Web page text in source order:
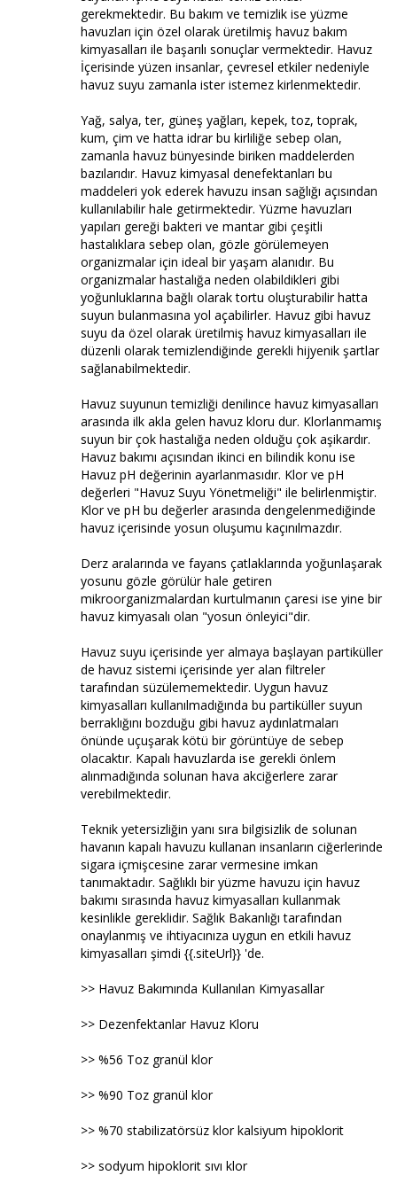
gerekmektedir. Bu bakım ve temizlik ise yüzme
havuzları için özel olarak üretilmiş havuz bakım
kimyasalları ile başarılı sonuçlar vermektedir. Havuz
İçerisinde yüzen insanlar, çevresel etkiler nedeniyle
havuz suyu zamanla ister istemez kirlenmektedir.
Yağ, salya, ter, güneş yağları, kepek, toz, toprak,
kum, çim ve hatta idrar bu kirliliğe sebep olan,
zamanla havuz bünyesinde biriken maddelerden
bazılarıdır. Havuz kimyasal denefektanları bu
maddeleri yok ederek havuzu insan sağlığı açısından
kullanılabilir hale getirmektedir. Yüzme havuzları
yapıları gereği bakteri ve mantar gibi çeşitli
hastalıklara sebep olan, gözle görülemeyen
organizmalar için ideal bir yaşam alanıdır. Bu
organizmalar hastalığa neden olabildikleri gibi
yoğunluklarına bağlı olarak tortu oluşturabilir hatta
suyun bulanmasına yol açabilirler. Havuz gibi havuz
suyu da özel olarak üretilmiş havuz kimyasalları ile
düzenli olarak temizlendiğinde gerekli hijyenik şartlar
sağlanabilmektedir.
Havuz suyunun temizliği denilince havuz kimyasalları
arasında ilk akla gelen havuz kloru dur. Klorlanmamış
suyun bir çok hastalığa neden olduğu çok aşikardır.
Havuz bakımı açısından ikinci en bilindik konu ise
Havuz pH değerinin ayarlanmasıdır. Klor ve pH
değerleri "Havuz Suyu Yönetmeliği" ile belirlenmiştir.
Klor ve pH bu değerler arasında dengelenmediğinde
havuz içerisinde yosun oluşumu kaçınılmazdır.
Derz aralarında ve fayans çatlaklarında yoğunlaşarak
yosunu gözle görülür hale getiren
mikroorganizmalardan kurtulmanın çaresi ise yine bir
havuz kimyasalı olan "yosun önleyici"dir.
Havuz suyu içerisinde yer almaya başlayan partiküller
de havuz sistemi içerisinde yer alan filtreler
tarafından süzülememektedir. Uygun havuz
kimyasalları kullanılmadığında bu partiküller suyun
berraklığını bozduğu gibi havuz aydınlatmaları
önünde uçuşarak kötü bir görüntüye de sebep
olacaktır. Kapalı havuzlarda ise gerekli önlem
alınmadığında solunan hava akciğerlere zarar
verebilmektedir.
Teknik yetersizliğin yanı sıra bilgisizlik de solunan
havanın kapalı havuzu kullanan insanların ciğerlerinde
sigara içmişcesine zarar vermesine imkan
tanımaktadır. Sağlıklı bir yüzme havuzu için havuz
bakımı sırasında havuz kimyasalları kullanmak
kesinlikle gereklidir. Sağlık Bakanlığı tarafından
onaylanmış ve ihtiyacınıza uygun en etkili havuz
kimyasalları şimdi {{.siteUrl}} 'de.
>> Havuz Bakımında Kullanılan Kimyasallar
>> Dezenfektanlar Havuz Kloru
>> %56 Toz granül klor
>> %90 Toz granül klor
>> %70 stabilizatörsüz klor kalsiyum hipoklorit
>> sodyum hipoklorit sıvı klor